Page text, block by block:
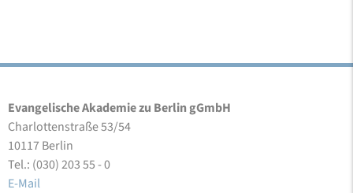
Evangelische Akademie zu Berlin gGmbH
Charlottenstraße 53/54
10117 Berlin
Tel.: (030) 203 55 - 0
E-Mail